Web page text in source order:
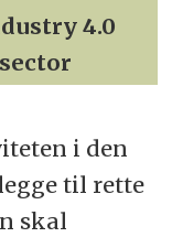
4.0
i den
til rette
skal